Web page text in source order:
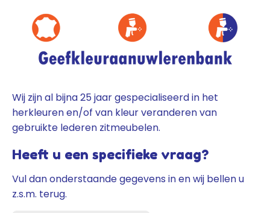
Wij zijn al bijna 25 jaar gespecialiseerd in het
herkleuren en/of van kleur veranderen van
gebruikte lederen zitmeubelen.
Heeft u een specifieke vraag?
Vul dan onderstaande gegevens in en wij bellen u
z.s.m. terug.